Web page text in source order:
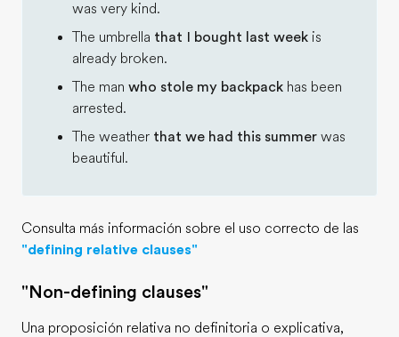
was very kind.
The umbrella that I bought last week is
already broken.
The man who stole my backpack has been
arrested.
The weather that we had this summer was
beautiful.
Consulta más información sobre el uso correcto de las
"defining relative clauses"
"Non-defining clauses"
Una proposición relativa no definitoria o explicativa,